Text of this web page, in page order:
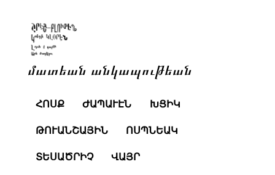
մատեան անկապութեան
ՀՈՍՔ ԺԱՊԱՒԷՆ ԽՑԻԿ
ԹՈՒԱՆՇԱՅԻՆ ՈՍՊՆԵԱԿ
ՏԵՍԱԾՐԻՉ ՎԱՅՐ